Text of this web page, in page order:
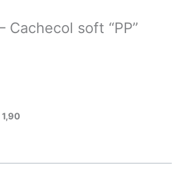
Cachecol soft “PP”